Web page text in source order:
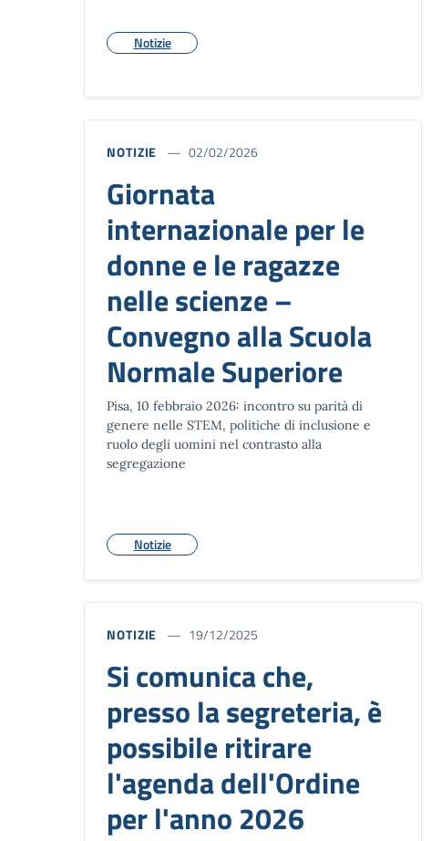
Notizie
NOTIZIE 02/02/2026
Giornata
internazionale per le
donne e le ragazze
nelle scienze –
Convegno alla Scuola
Normale Superiore
Pisa, 10 febbraio 2026: incontro su parità di
genere nelle STEM, politiche di inclusione e
ruolo degli uomini nel contrasto alla
segregazione
Notizie
NOTIZIE 19/12/2025
Si comunica che,
presso la segreteria, è
possibile ritirare
l'agenda dell'Ordine
per l'anno 2026